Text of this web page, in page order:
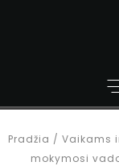
Pradžia / Vaikams
mokymosi